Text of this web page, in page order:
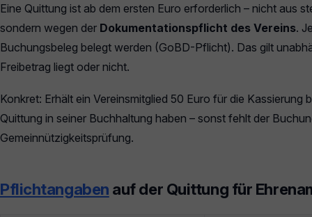
Eine Quittung ist ab dem ersten Euro erforderlich – nicht aus
sondern wegen der Dokumentationspflicht des Vereins.
Buchungsbeleg belegt werden (GoBD-Pflicht). Das gilt
Freibetrag liegt oder nicht.
Konkret: Erhält ein Vereinsmitglied 50 Euro für die Kassierung
Quittung in seiner Buchhaltung haben – sonst fehlt der
Gemeinnützigkeitsprüfung.
Pflichtangaben auf der Quittung für